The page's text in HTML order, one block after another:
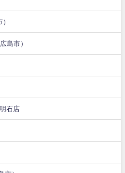
島市）
石店